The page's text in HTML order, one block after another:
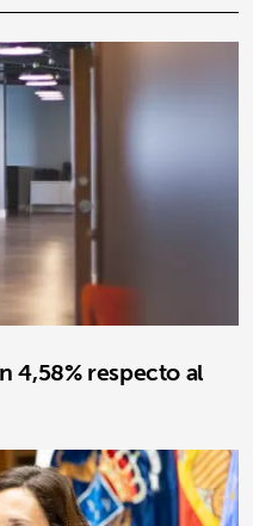
4,58% respecto al